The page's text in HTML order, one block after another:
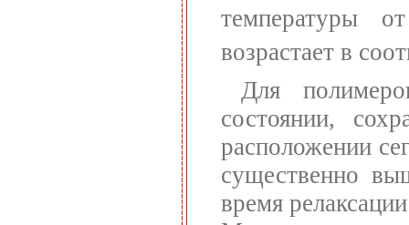
температуры
возрастает в
Для
состоянии,
расположении
существенно
время